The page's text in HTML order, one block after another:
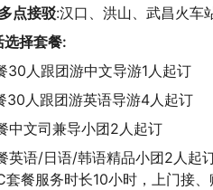
点接驳:汉口、洪山、武昌火车
选择套餐:
30人跟团游中文导游1人起订
30人跟团游英语导游4人起订
中文司兼导小团2人起订
英语/日语/韩语精品小团2人起
餐服务时长10小时，上门接